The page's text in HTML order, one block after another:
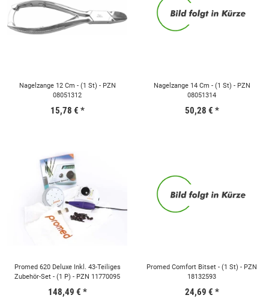
Nagelzange 12 Cm - (1 St) - PZN
08051312
15,78 € *
Nagelzange 14 Cm - (1 St) - PZN
08051314
50,28 € *
Promed 620 Deluxe Inkl. 43-Teiliges
Zubehör-Set - (1 P) - PZN 11770095
148,49 € *
Promed Comfort Bitset - (1 St) - PZN
18132593
24,69 € *